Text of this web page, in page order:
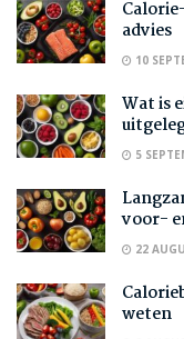
advies
10
Wat is
5
voor-
22
weten